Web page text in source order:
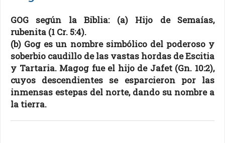
GOG según la Biblia: (a) Hijo de Semaías,
rubenita (1 Cr. 5:4).
(b) Gog es un nombre simbólico del poderoso y
soberbio caudillo de las vastas hordas de Escitia
y Tartaria. Magog fue el hijo de Jafet (Gn. 10:2),
cuyos descendientes se esparcieron por las
inmensas estepas del norte, dando su nombre a
la tierra.